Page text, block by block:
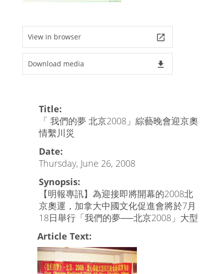
View in browser launch
Download media file_download
Title:
「 我們的夢 北京2008」綜藝晚會迎京奧
情繫川災
Date:
Thursday, June 26, 2008
Synopsis:
【明報專訊】為迎接即將開幕的2008北
京奧運，加拿大中國文化促進會將於7月
18日舉行「我們的夢──北京2008」大型
Article Text: